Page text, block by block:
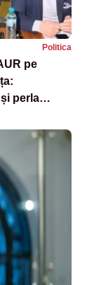
Politica
pe
perla